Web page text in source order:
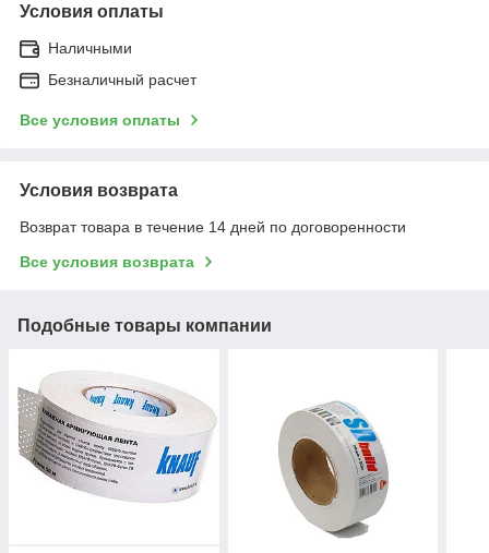
Условия оплаты
Наличными
Безналичный расчет
Все условия оплаты
Условия возврата
Возврат товара в течение 14 дней по договоренности
Все условия возврата
Подобные товары компании